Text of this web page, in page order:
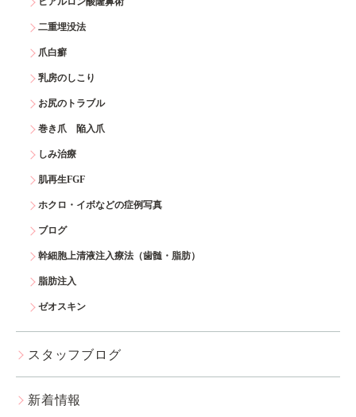
二重埋没法
爪白癬
乳房のしこり
お尻のトラブル
巻き爪 陥入爪
しみ治療
肌再生FGF
ホクロ・イボなどの症例写真
ブログ
幹細胞上清液注入療法（歯髄・脂肪）
脂肪注入
ゼオスキン
スタッフブログ
新着情報